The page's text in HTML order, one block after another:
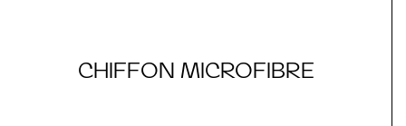
CHIFFON MICROFIBRE